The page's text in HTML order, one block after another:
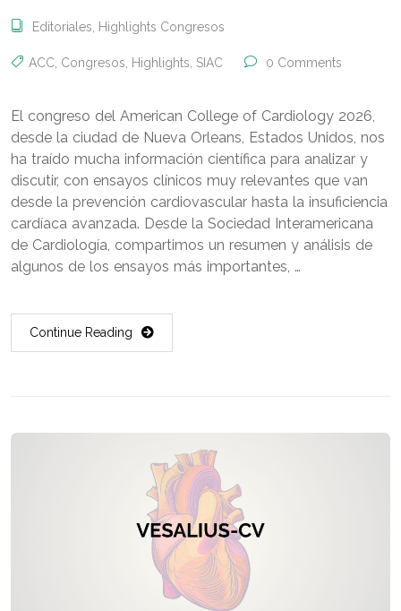
Editoriales Highlights Congresos
ACC Congresos Highlights SIAC 0 Comments
El congreso del American College of Cardiology 2026,
desde la ciudad de Nueva Orleans, Estados Unidos, nos
ha traído mucha información científica para analizar y
discutir, con ensayos clínicos muy relevantes que van
desde la prevención cardiovascular hasta la insuficiencia
cardíaca avanzada. Desde la Sociedad Interamericana
de Cardiología, compartimos un resumen y análisis de
algunos de los ensayos más importantes, …
Continue Reading